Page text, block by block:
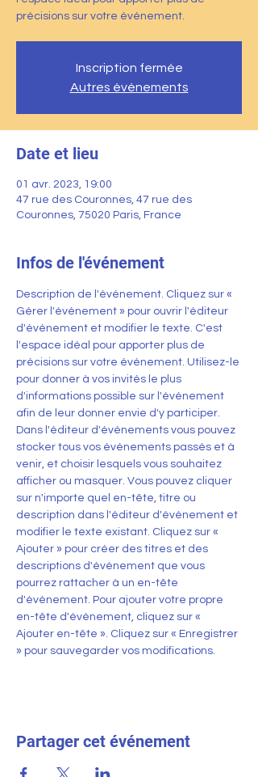
précisions sur votre événement.
Inscription fermée
Autres événements
Date et lieu
01 avr. 2023, 19:00
47 rue des Couronnes, 47 rue des
Couronnes, 75020 Paris, France
Infos de l'événement
Description de l'événement. Cliquez sur «
Gérer l'événement » pour ouvrir l'éditeur
d'événement et modifier le texte. C'est
l'espace idéal pour apporter plus de
précisions sur votre événement. Utilisez-le
pour donner à vos invités le plus
d'informations possible sur l'événement
afin de leur donner envie d'y participer.
Dans l'éditeur d'événements vous pouvez
stocker tous vos événements passés et à
venir, et choisir lesquels vous souhaitez
afficher ou masquer. Vous pouvez cliquer
sur n'importe quel en-tête, titre ou
description dans l'éditeur d'événement et
modifier le texte existant. Cliquez sur «
Ajouter » pour créer des titres et des
descriptions d'événement que vous
pourrez rattacher à un en-tête
d'événement. Pour ajouter votre propre
en-tête d'événement, cliquez sur «
Ajouter en-tête ». Cliquez sur « Enregistrer
» pour sauvegarder vos modifications.
Partager cet événement